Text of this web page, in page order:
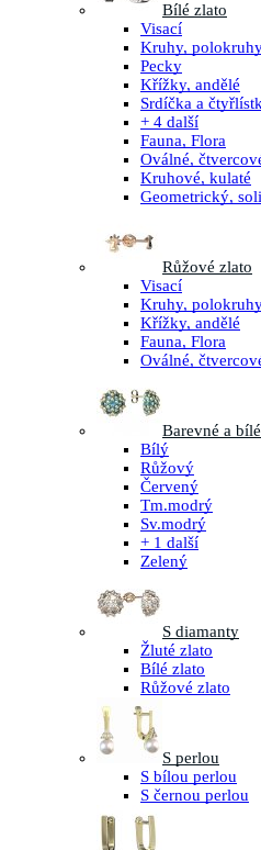
Bílé zlato
Visací
Kruhy,
Pecky
Křížky, andělé
Srdíčka a
+ 4 další
Fauna, Flora
Oválné,
Kruhové, kulaté
Geometrický,
Růžové zlato
Visací
Kruhy,
Křížky, andělé
Fauna, Flora
Oválné,
Barevné a
Bílý
Růžový
Červený
Tm.modrý
Sv.modrý
+ 1 další
Zelený
S diamanty
Žluté zlato
Bílé zlato
Růžové zlato
S perlou
S bílou perlou
S černou perlou